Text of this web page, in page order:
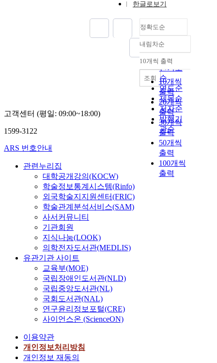
한글로보기
정확도순
정확도
순
인기도
순
연도순
제목순
저자순
발행기
관순
내림차순
내림차순
10개씩 출력
10개씩
출력
20개씩
출력
30개씩
출력
50개씩
출력
100개씩
출력
조회
고객센터 (평일: 09:00~18:00)
1599-3122
ARS 번호안내
관련누리집
대학공개강의(KOCW)
학술정보통계시스템(Rinfo)
외국학술지지원센터(FRIC)
학술관계분석서비스(SAM)
사서커뮤니티
기관회원
지식나눔(LOOK)
의학전자도서관(MEDLIS)
유관기관 사이트
교육부(MOE)
국립장애인도서관(NLD)
국립중앙도서관(NL)
국회도서관(NAL)
연구윤리정보포털(CRE)
사이언스온 (ScienceON)
이용약관
개인정보처리방침
개인정보 재동의